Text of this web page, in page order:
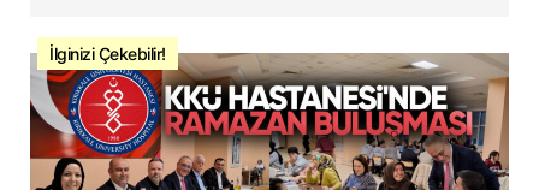
İlginizi Çekebilir!